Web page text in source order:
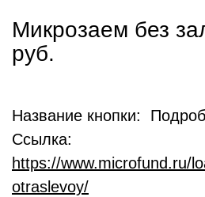
Микрозаем без
руб.
Название кнопки:
Ссылка:
https://www.microfund.ru/
otraslevoy/